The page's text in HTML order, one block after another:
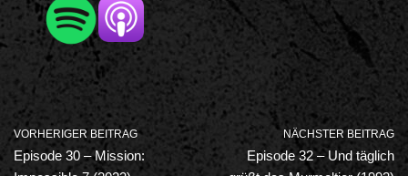
VORHERIGER BEITRAG
Episode 30 – Mission:
NÄCHSTER BEITRAG
Episode 32 – Und täglich